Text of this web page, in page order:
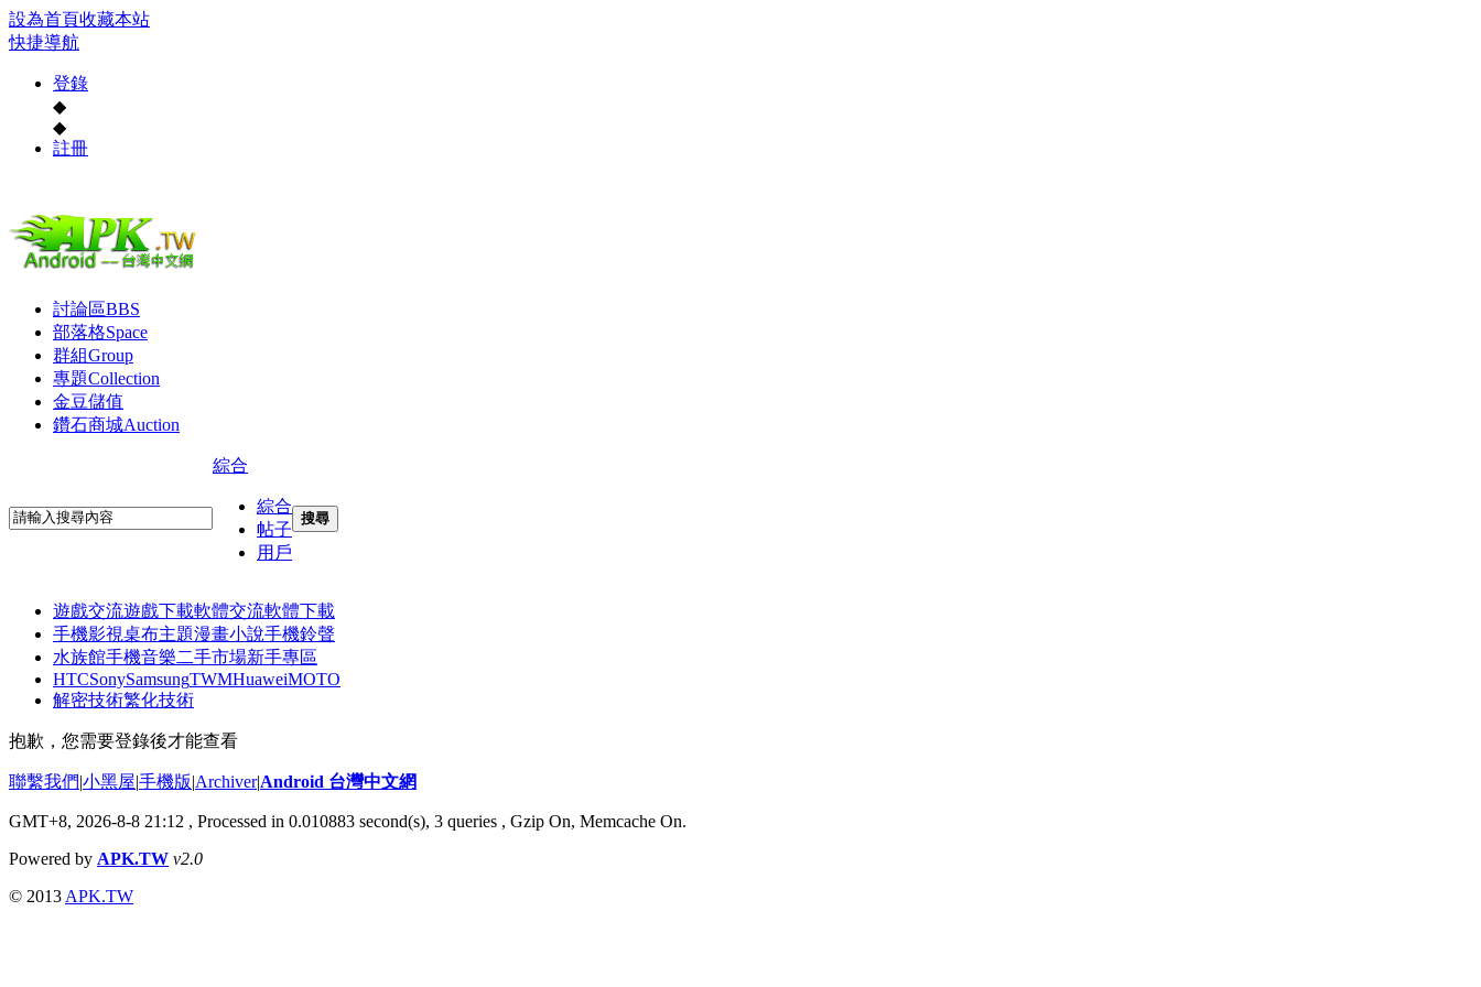
設為首頁收藏本站
快捷導航
登錄
◆
◆
註冊
討論區BBS
部落格Space
群組Group
專題Collection
金豆儲值
鑽石商城Auction
綜合
綜合
帖子
用戶
搜尋
遊戲交流遊戲下載軟體交流軟體下載
手機影視桌布主題漫畫小說手機鈴聲
水族館手機音樂二手市場新手專區
HTCSonySamsungTWMHuaweiMOTO
解密技術繁化技術
抱歉，您需要登錄後才能查看
聯繫我們|小黑屋|手機版|Archiver|Android 台灣中文網
GMT+8, 2026-8-8 21:12 , Processed in 0.010883 second(s), 3 queries , Gzip On, Memcache On.
Powered by APK.TW v2.0
© 2013 APK.TW